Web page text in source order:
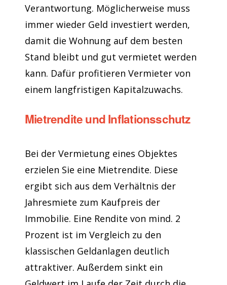
Verantwortung. Möglicherweise muss
immer wieder Geld investiert werden,
damit die Wohnung auf dem besten
Stand bleibt und gut vermietet werden
kann. Dafür profitieren Vermieter von
einem langfristigen Kapitalzuwachs.
Mietrendite und Inflationsschutz
Bei der Vermietung eines Objektes
erzielen Sie eine Mietrendite. Diese
ergibt sich aus dem Verhältnis der
Jahresmiete zum Kaufpreis der
Immobilie. Eine Rendite von mind. 2
Prozent ist im Vergleich zu den
klassischen Geldanlagen deutlich
attraktiver. Außerdem sinkt ein